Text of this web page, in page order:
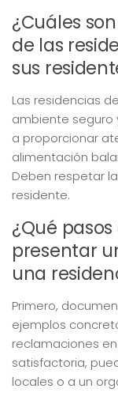
¿Cuáles
de las
sus
Las residencias
ambiente seguro
a proporcionar
alimentación
Deben respetar
residente.
¿Qué
presentar
una
Primero,
ejemplos
reclamaciones
satisfactoria,
locales o a un